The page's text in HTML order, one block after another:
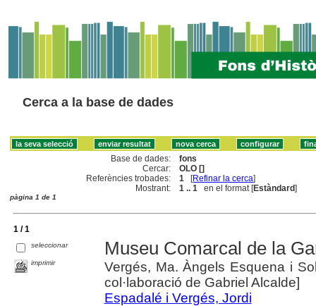
Cerca a la base de dades
Base de dades:
fons
Cercar:
OLO []
Referències trobades:
1 [Refinar la cerca]
Mostrant:
1 .. 1 en el format [Estàndard]
pàgina 1 de 1
1 / 1
seleccionar
imprimir
Museu Comarcal de la
Vergés, Ma. Àngels Esquena i
col·laboració de Gabriel Alcalde]
Espadalé i Vergés, Jordi